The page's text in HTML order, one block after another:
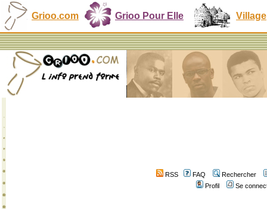
Grioo.com Grioo Pour Elle Village
RSS FAQ
Rechercher
Profil
Se